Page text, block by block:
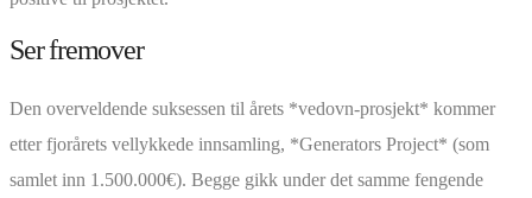
Ser fremover
Den overveldende suksessen til årets *vedovn-prosjekt* kommer
etter fjorårets vellykkede innsamling, *Generators Project* (som
samlet inn 1.500.000€). Begge gikk under det samme fengende